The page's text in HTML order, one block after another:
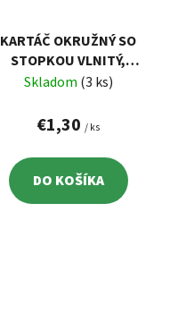
KARTÁČ OKRUŽNÝ SO
STOPKOU VLNITÝ,
POMOSADZENÝ DRÔT
PR.6MM
Skladom (3 ks)
€1,30 / ks
DO KOŠÍKA